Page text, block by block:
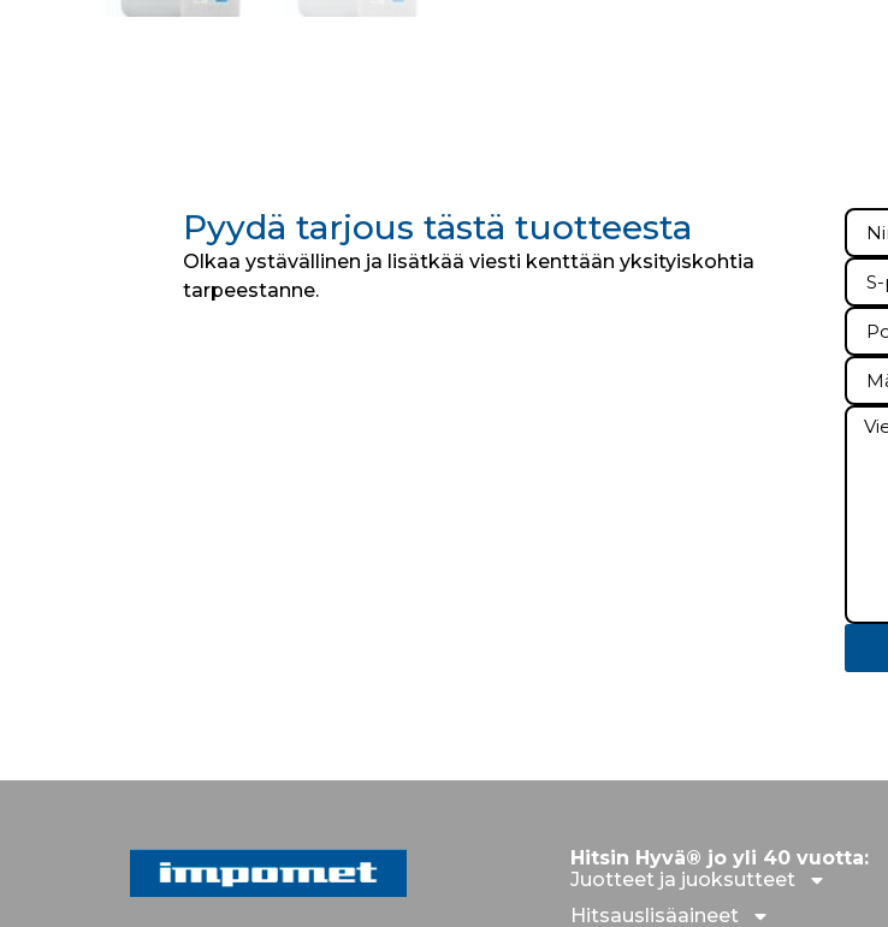
Pyydä tarjous tästä tuotteesta
Olkaa ystävällinen ja lisätkää viesti kenttään yksityiskohtia
tarpeestanne.
Hitsin Hyvä® jo yli 40 vuotta:
Juotteet ja juoksutteet
Hitsauslisäaineet